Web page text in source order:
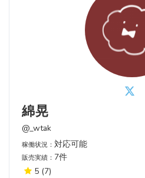
綿晃
@_wtak
稼働状況： 対応可能
販売実績： 7件
5 (7)